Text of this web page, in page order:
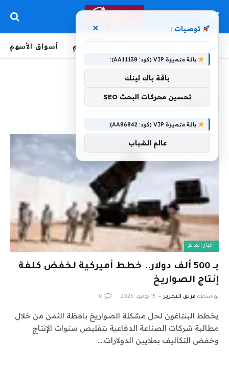
أخبار العالم أسواق الأسهم
لخفض
أخبار العالم
بـ 500 ألف دولار.. خطط أميركية لخفض كلفة
إنتاج الصواريخ
بواسطة فريق التحرير 15 يونيو، 2026 0
يخطط البنتاغون لحل مشكلة الصواريخ باهظة الثمن من خلال
مطالبة شركات الصناعة الدفاعية بتقليص سنوات الإنتاج
وخفض التكاليف بملايين الدولارات.…
توصيات : ×
باقة متميزة VIP (كود: AA11138):
باقة باك لينك
تحسين محركات البحث SEO
باقة متميزة VIP (كود: AA86842):
عالم الشباب